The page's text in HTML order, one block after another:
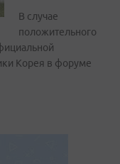
В случае
положительного
Корея в форуме